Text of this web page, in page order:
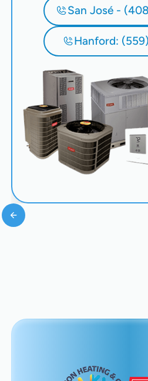
San José -
Hanford: